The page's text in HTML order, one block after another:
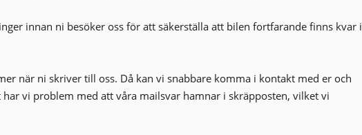
innan ni besöker oss för att säkerställa att bilen fortfarande finns kvar i
när ni skriver till oss. Då kan vi snabbare komma i kontakt med er och
vi problem med att våra mailsvar hamnar i skräpposten, vilket vi